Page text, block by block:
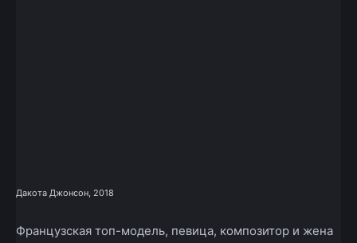
Дакота Джонсон, 2018
Французская топ-модель, певица, композитор и жена